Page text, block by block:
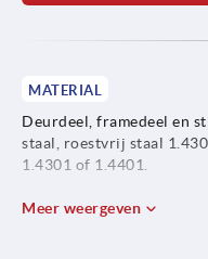
MATERIAL
Deurdeel, framedeel en
staal, roestvrij staal
1.4301 of 1.4401.
Zekeringshuls PE-LD.
Meer weergeven